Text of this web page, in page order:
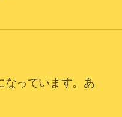
なっています。あ